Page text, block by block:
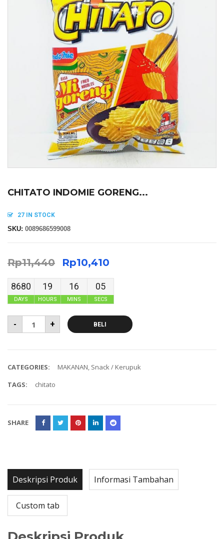
CHITATO INDOMIE GORENG...
27 IN STOCK
SKU: 0089686599008
Rp11,440 Rp10,410
8680
DAYS
19
HOURS
16
MINS
04
SECS
- + BELI
CATEGORIES: MAKANAN, Snack / Kerupuk
TAGS:
chitato
SHARE
Deskripsi Produk Informasi Tambahan
Custom tab